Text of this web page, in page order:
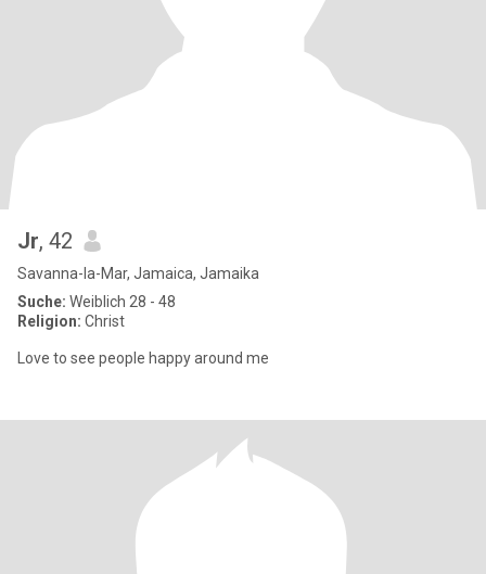
Jr, 42
Savanna-la-Mar, Jamaica, Jamaika
Suche: Weiblich 28 - 48
Religion: Christ
Love to see people happy around me